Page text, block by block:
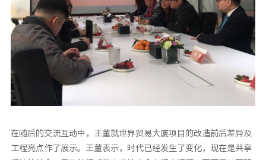
在随后的交流互动中，王董就世界贸易大厦项目的改造前后差异及
工程亮点作了展示。王董表示，时代已经发生了变化，现在是共享